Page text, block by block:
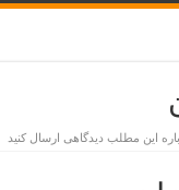
این مطلب دیدگاهی ارسال کنید